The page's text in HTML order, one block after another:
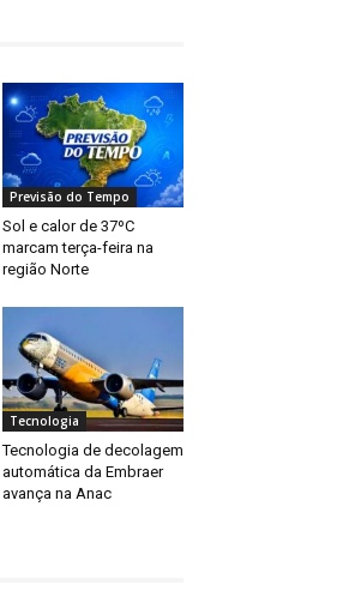
Previsão do Tempo
Sol e calor de 37ºC
marcam terça-feira na
região Norte
Tecnologia
Tecnologia de decolagem
automática da Embraer
avança na Anac